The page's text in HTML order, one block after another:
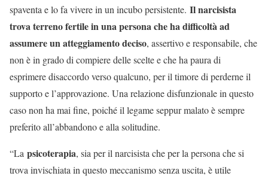
spaventa e lo fa vivere in un incubo persistente. Il narcisista
trova terreno fertile in una persona che ha difficoltà ad
assumere un atteggiamento deciso, assertivo e responsabile, che
non è in grado di compiere delle scelte e che ha paura di
esprimere disaccordo verso qualcuno, per il timore di perderne il
supporto e l’approvazione. Una relazione disfunzionale in questo
caso non ha mai fine, poiché il legame seppur malato è sempre
preferito all’abbandono e alla solitudine.
“La psicoterapia, sia per il narcisista che per la persona che si
trova invischiata in questo meccanismo senza uscita, è utile